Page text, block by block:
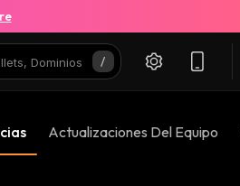
Actualizaciones Del Equipo